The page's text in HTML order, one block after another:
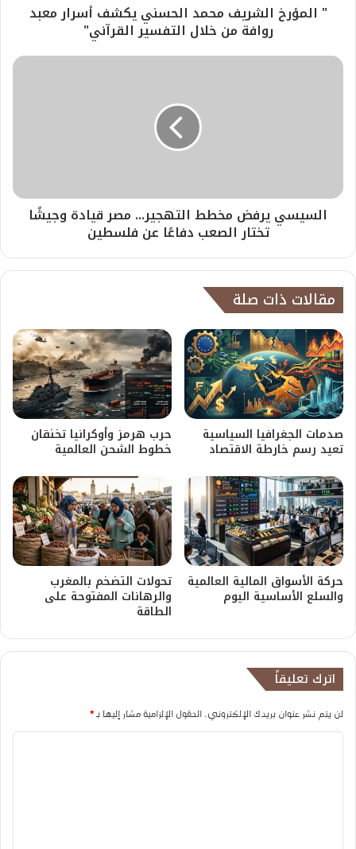
" المؤرخ الشريف محمد الحسني يكشف أسرار معبد
روافة من خلال التفسير القرآني"
السيسي يرفض مخطط التهجير... مصر قيادة وجيشًا
تختار الصعب دفاعًا عن فلسطين
مقالات ذات صلة
صدمات الجغرافيا السياسية
تعيد رسم خارطة الاقتصاد
حرب هرمز وأوكرانيا تخنقان
خطوط الشحن العالمية
حركة الأسواق المالية العالمية
والسلع الأساسية اليوم
تحولات التضخم بالمغرب
والرهانات المفتوحة على
الطاقة
اترك تعليقاً
لن يتم نشر عنوان بريدك الإلكتروني. الحقول الإلزامية مشار إليها بـ*